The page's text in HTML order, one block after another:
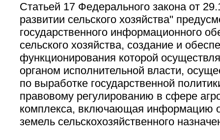
Статьей 17 Федерального закона от
развитии сельского хозяйства''
государственного информационного
сельского хозяйства, создание и
функционирования которой
органом исполнительной власти,
по выработке государственной
правовому регулированию в сфере
комплекса, включающая информацию
земель сельскохозяйственного